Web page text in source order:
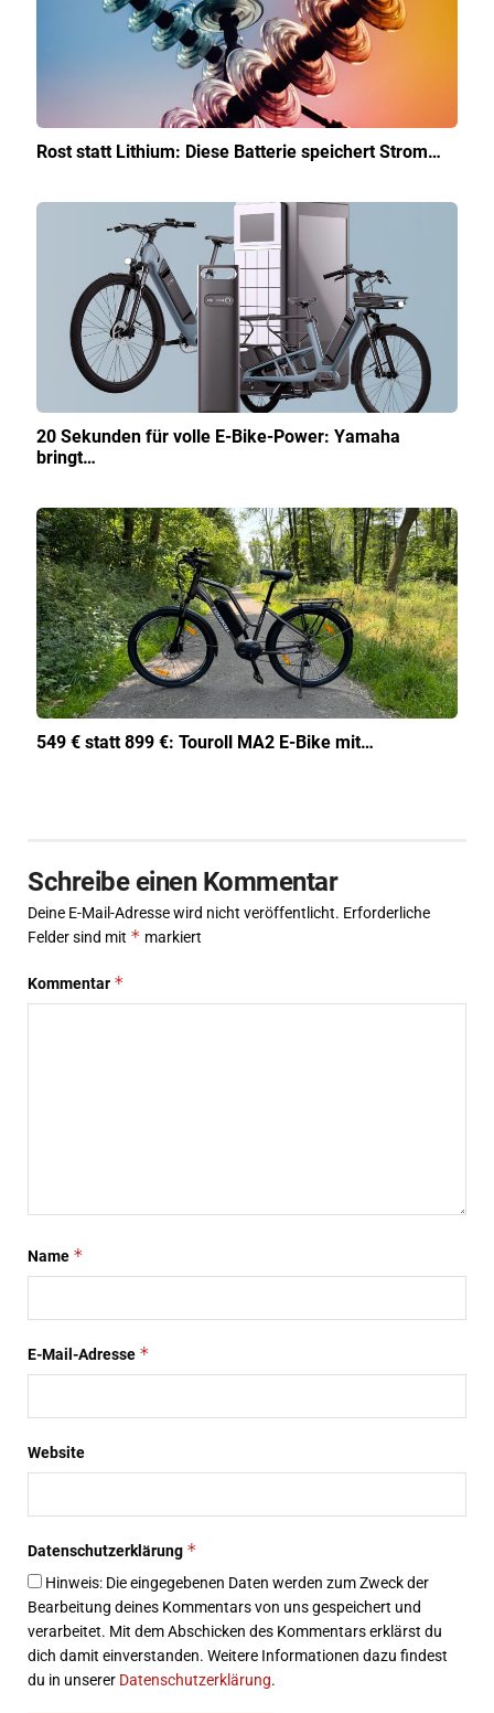
Rost statt Lithium: Diese Batterie speichert Strom…
20 Sekunden für volle E-Bike-Power: Yamaha
bringt…
549 € statt 899 €: Touroll MA2 E-Bike mit…
Schreibe einen Kommentar
Deine E-Mail-Adresse wird nicht veröffentlicht. Erforderliche
Felder sind mit * markiert
Kommentar *
Name *
E-Mail-Adresse *
Website
Datenschutzerklärung *
Hinweis: Die eingegebenen Daten werden zum Zweck der
Bearbeitung deines Kommentars von uns gespeichert und
verarbeitet. Mit dem Abschicken des Kommentars erklärst du
dich damit einverstanden. Weitere Informationen dazu findest
du in unserer Datenschutzerklärung.